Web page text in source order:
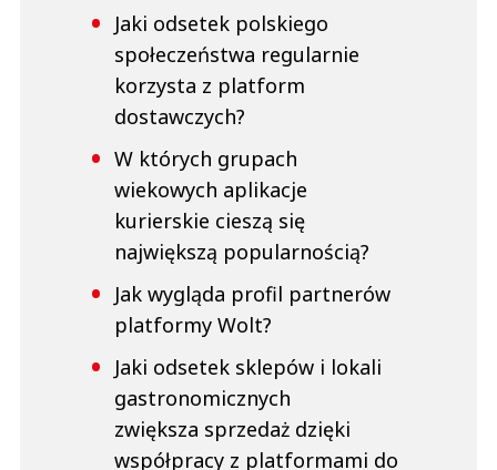
Jaki odsetek polskiego
społeczeństwa regularnie
korzysta z platform
dostawczych?
W których grupach
wiekowych aplikacje
kurierskie cieszą się
największą popularnością?
Jak wygląda profil partnerów
platformy Wolt?
Jaki odsetek sklepów i lokali
gastronomicznych
zwiększa sprzedaż dzięki
współpracy z platformami do